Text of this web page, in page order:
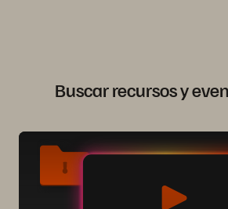
Buscar recursos y